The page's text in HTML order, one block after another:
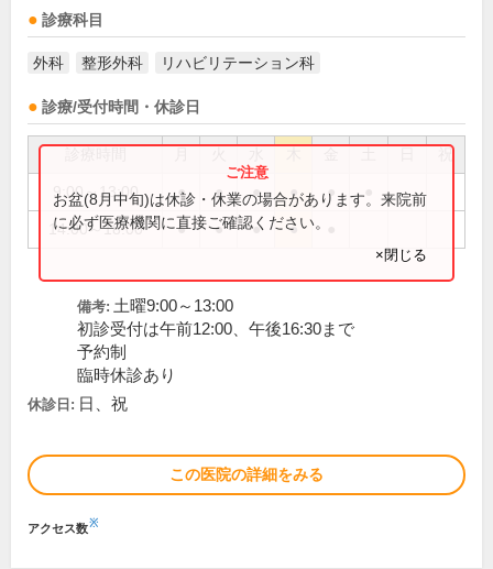
診療科目
外科 整形外科 リハビリテーション科
診療/受付時間・休診日
祝
9:00～13:00 ● ● ● ● ●
14:00～18:00 ● ● ● ●
お盆(8月中旬)は休診・休業の場合があります。来院前
に必ず医療機関に直接ご確認ください。
×閉じる
備考: 土曜9:00～13:00
初診受付は午前12:00、午後16:30まで
予約制
臨時休診あり
休診日: 日、祝
この医院の詳細をみる
アクセス数※